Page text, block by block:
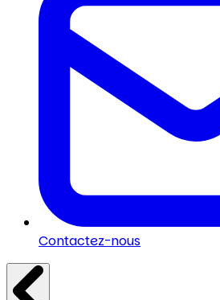
Contactez-nous